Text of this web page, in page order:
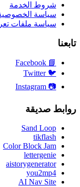
شروط الخدمة
سياسة
سياسة ملفات
تابعنا
📘
🐦
Twitter
📷
روابط صديقة
Sand Loop
tikflash
Color Block Jam
lettergenie
aistorygenerator
you2mp4
AI Nav Site